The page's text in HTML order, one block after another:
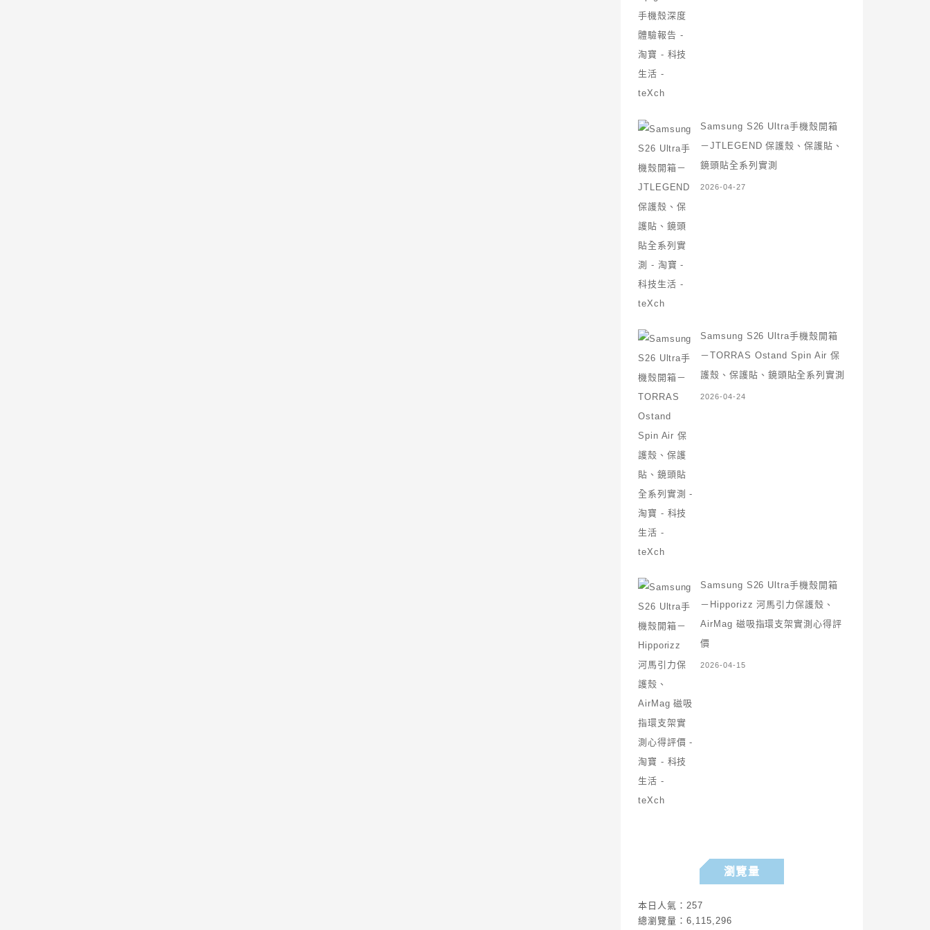
Samsung S26 Ultra手機殼開箱
－JTLEGEND 保護殼、保護貼、
鏡頭貼全系列實測
2026-04-27
Samsung S26 Ultra手機殼開箱
－TORRAS Ostand Spin Air 保
護殼、保護貼、鏡頭貼全系列實測
2026-04-24
Samsung S26 Ultra手機殼開箱
－Hipporizz 河馬引力保護殼、
AirMag 磁吸指環支架實測心得評
價
2026-04-15
瀏覽量
本日人氣：257
總瀏覽量：6,115,296